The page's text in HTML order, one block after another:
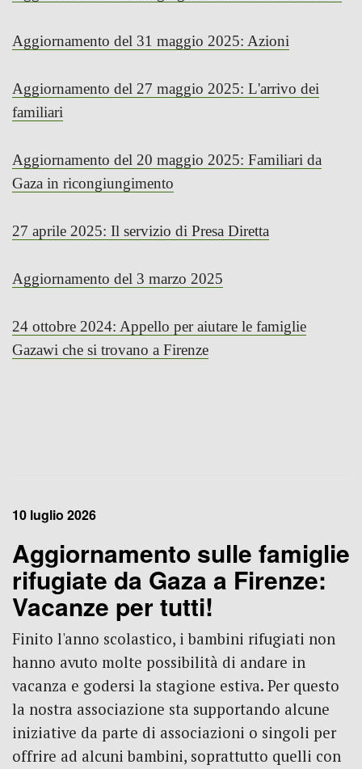
Aggiornamento del 31 maggio 2025: Azioni
Aggiornamento del 27 maggio 2025: L'arrivo dei
familiari
Aggiornamento del 20 maggio 2025: Familiari da
Gaza in ricongiungimento
27 aprile 2025: Il servizio di Presa Diretta
Aggiornamento del 3 marzo 2025
24 ottobre 2024: Appello per aiutare le famiglie
Gazawi che si trovano a Firenze
10 luglio 2026
Aggiornamento sulle famiglie
rifugiate da Gaza a Firenze:
Vacanze per tutti!
Finito l'anno scolastico, i bambini rifugiati non
hanno avuto molte possibilità di andare in
vacanza e godersi la stagione estiva. Per questo
la nostra associazione sta supportando alcune
iniziative da parte di associazioni o singoli per
offrire ad alcuni bambini, soprattutto quelli con